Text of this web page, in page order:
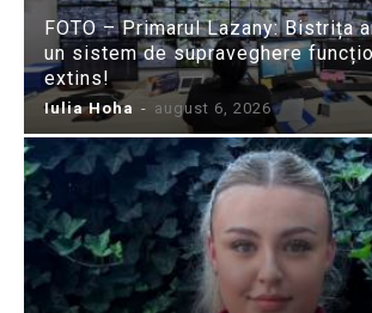
FOTO – Primarul Lazany: Bistrița
un sistem de supraveghere
extins!
Iulia Hoha - august 6, 2026